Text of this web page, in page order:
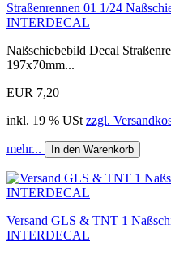
Straßenrennen 01 1/24
INTERDECAL
Naßschiebebild Decal
197x70mm...
EUR 7,20
inkl. 19 % USt zzgl.
mehr... In den Warenkorb
Versand GLS & TNT 1
INTERDECAL